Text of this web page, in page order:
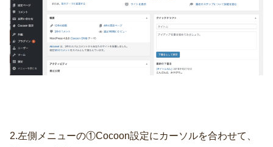
2.左側メニューの①Cocoon設定にカーソルを合わせて、